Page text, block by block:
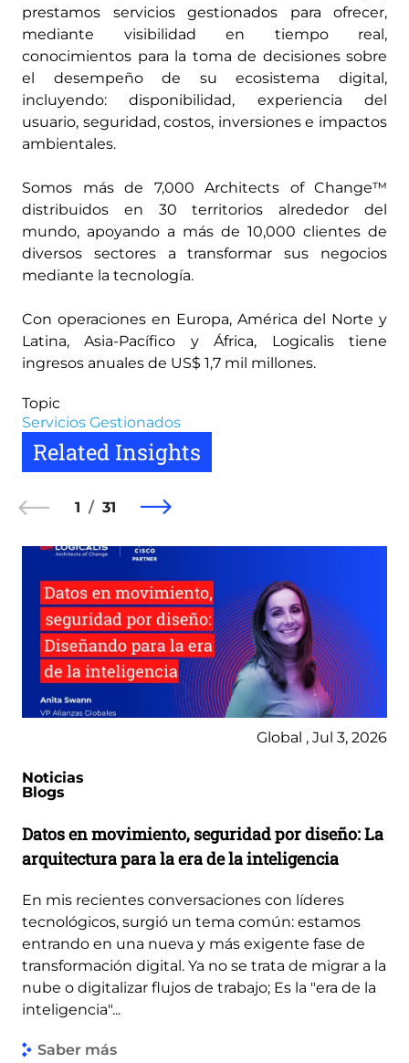
prestamos servicios gestionados para ofrecer,
mediante visibilidad en tiempo real,
conocimientos para la toma de decisiones sobre
el desempeño de su ecosistema digital,
incluyendo: disponibilidad, experiencia del
usuario, seguridad, costos, inversiones e impactos
ambientales.
Somos más de 7,000 Architects of Change™
distribuidos en 30 territorios alrededor del
mundo, apoyando a más de 10,000 clientes de
diversos sectores a transformar sus negocios
mediante la tecnología.
Con operaciones en Europa, América del Norte y
Latina, Asia-Pacífico y África, Logicalis tiene
ingresos anuales de US$ 1,7 mil millones.
Topic
Servicios Gestionados
Related Insights
1 31
Global , Jul 3, 2026
Noticias
Blogs
Datos en movimiento, seguridad por diseño: La
arquitectura para la era de la inteligencia
En mis recientes conversaciones con líderes
tecnológicos, surgió un tema común: estamos
entrando en una nueva y más exigente fase de
transformación digital. Ya no se trata de migrar a la
nube o digitalizar flujos de trabajo; Es la "era de la
inteligencia"...
Saber más